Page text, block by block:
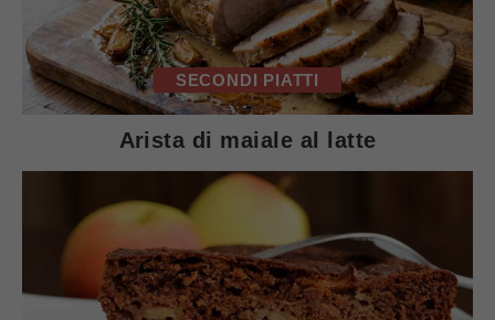
SECONDI PIATTI
Arista di maiale al latte